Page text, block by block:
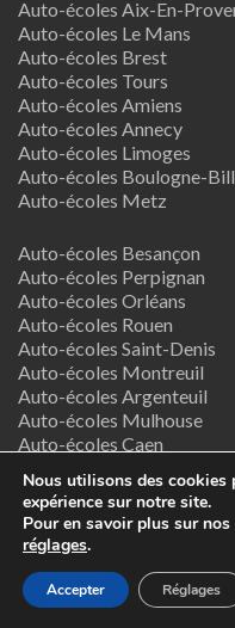
Auto-écoles Aix-En-
Auto-écoles Le Mans
Auto-écoles Brest
Auto-écoles Tours
Auto-écoles Amiens
Auto-écoles Annecy
Auto-écoles Limoges
Auto-écoles Boulogne-
Auto-écoles Metz
Auto-écoles Besançon
Auto-écoles Perpignan
Auto-écoles Orléans
Auto-écoles Rouen
Auto-écoles Saint-Denis
Auto-écoles Montreuil
Auto-écoles Argenteuil
Auto-écoles Mulhouse
Auto-écoles Caen
Termes & Conditions
Copyright © 2026
Nous utilisons des
expérience sur notre site.
Pour en savoir plus sur
réglages.
Accepter Réglages